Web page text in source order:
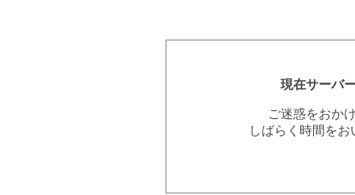
現在サーバ
ご迷惑をおか
しばらく時間を